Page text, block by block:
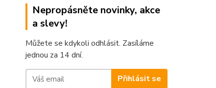
Nepropásněte novinky, akce
a slevy!
Můžete se kdykoli odhlásit. Zasíláme
jednou za 14 dní.
Přihlásit se